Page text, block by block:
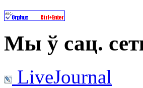
Мы ў сац.
LiveJournal